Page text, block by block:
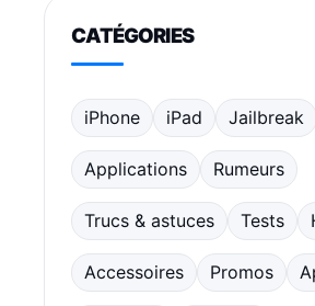
CATÉGORIES
iPhone iPad Jailbreak
Applications Rumeurs
Trucs & astuces Tests
Accessoires Promos